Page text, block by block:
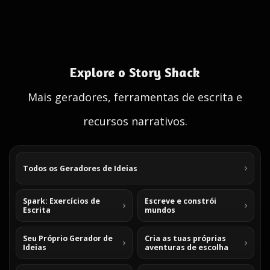
Explore o Story Shack
Mais geradores, ferramentas de escrita e
recursos narrativos.
Todos os Geradores de Ideias
Spark: Exercícios de
Escrita
Escreve e constrói
mundos
Seu Próprio Gerador de
Ideias
Cria as tuas próprias
aventuras de escolha